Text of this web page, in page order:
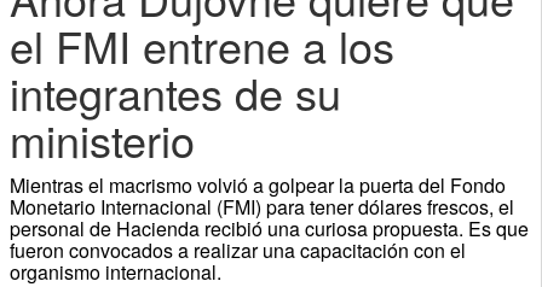
el FMI entrene a los
integrantes de su
ministerio
Mientras el macrismo volvió a golpear la puerta del Fondo
Monetario Internacional (FMI) para tener dólares frescos, el
personal de Hacienda recibió una curiosa propuesta. Es que
fueron convocados a realizar una capacitación con el
organismo internacional.